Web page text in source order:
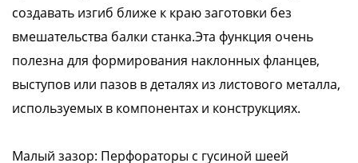
создавать изгиб ближе к краю заготовки без
вмешательства балки станка.Эта функция очень
полезна для формирования наклонных фланцев,
выступов или пазов в деталях из листового металла,
используемых в компонентах и конструкциях.
Малый зазор: Перфораторы с гусиной шеей